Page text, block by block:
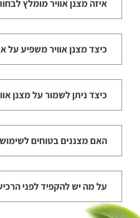
איזה מצנן אוויר מומלץ
כיצד מצנן אוויר משפיע על
כיצד ניתן לשמור על מצנן
האם מצננים בטוחים
על מה יש להקפיד לפני